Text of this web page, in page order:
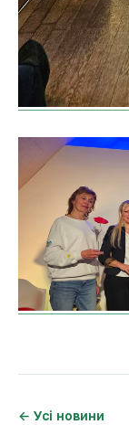
← Усі новини